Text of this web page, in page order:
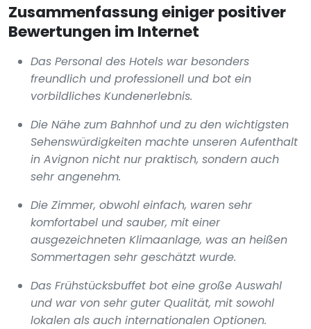
Zusammenfassung einiger positiver
Bewertungen im Internet
Das Personal des Hotels war besonders
freundlich und professionell und bot ein
vorbildliches Kundenerlebnis.
Die Nähe zum Bahnhof und zu den wichtigsten
Sehenswürdigkeiten machte unseren Aufenthalt
in Avignon nicht nur praktisch, sondern auch
sehr angenehm.
Die Zimmer, obwohl einfach, waren sehr
komfortabel und sauber, mit einer
ausgezeichneten Klimaanlage, was an heißen
Sommertagen sehr geschätzt wurde.
Das Frühstücksbuffet bot eine große Auswahl
und war von sehr guter Qualität, mit sowohl
lokalen als auch internationalen Optionen.